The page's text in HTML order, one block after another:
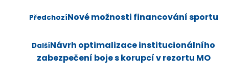
PředchozíNové možnosti financování sportu
DalšíNávrh optimalizace institucionálního
zabezpečení boje s korupcí v rezortu MO